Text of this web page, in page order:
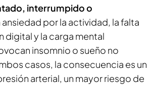
interrumpido o
ansiedad por la actividad, la falta
digital y la carga mental
insomnio o sueño no
casos, la consecuencia es un
arterial, un mayor riesgo de